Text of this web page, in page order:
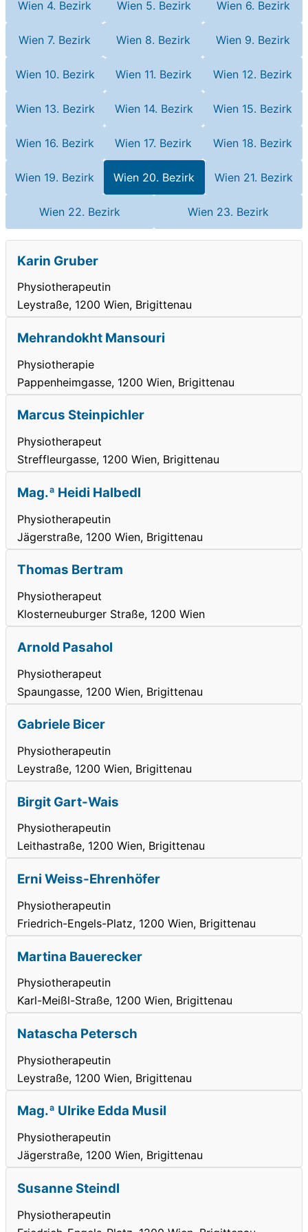
Wien 4. Bezirk Wien 5. Bezirk Wien 6. Bezirk
Wien 7. Bezirk Wien 8. Bezirk Wien 9. Bezirk
Wien 10. Bezirk Wien 11. Bezirk Wien 12. Bezirk
Wien 13. Bezirk Wien 14. Bezirk Wien 15. Bezirk
Wien 16. Bezirk Wien 17. Bezirk Wien 18. Bezirk
Wien 19. Bezirk Wien 20. Bezirk Wien 21. Bezirk
Wien 22. Bezirk Wien 23. Bezirk
Karin Gruber
Physiotherapeutin
Leystraße, 1200 Wien, Brigittenau
Mehrandokht Mansouri
Physiotherapie
Pappenheimgasse, 1200 Wien, Brigittenau
Marcus Steinpichler
Physiotherapeut
Streffleurgasse, 1200 Wien, Brigittenau
Mag.ª Heidi Halbedl
Physiotherapeutin
Jägerstraße, 1200 Wien, Brigittenau
Thomas Bertram
Physiotherapeut
Klosterneuburger Straße, 1200 Wien
Arnold Pasahol
Physiotherapeut
Spaungasse, 1200 Wien, Brigittenau
Gabriele Bicer
Physiotherapeutin
Leystraße, 1200 Wien, Brigittenau
Birgit Gart-Wais
Physiotherapeutin
Leithastraße, 1200 Wien, Brigittenau
Erni Weiss-Ehrenhöfer
Physiotherapeutin
Friedrich-Engels-Platz, 1200 Wien, Brigittenau
Martina Bauerecker
Physiotherapeutin
Karl-Meißl-Straße, 1200 Wien, Brigittenau
Natascha Petersch
Physiotherapeutin
Leystraße, 1200 Wien, Brigittenau
Mag.ª Ulrike Edda Musil
Physiotherapeutin
Jägerstraße, 1200 Wien, Brigittenau
Susanne Steindl
Physiotherapeutin